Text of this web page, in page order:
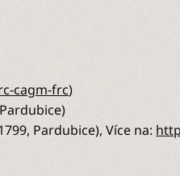
cagm-frc)
Pardubice), Více na: